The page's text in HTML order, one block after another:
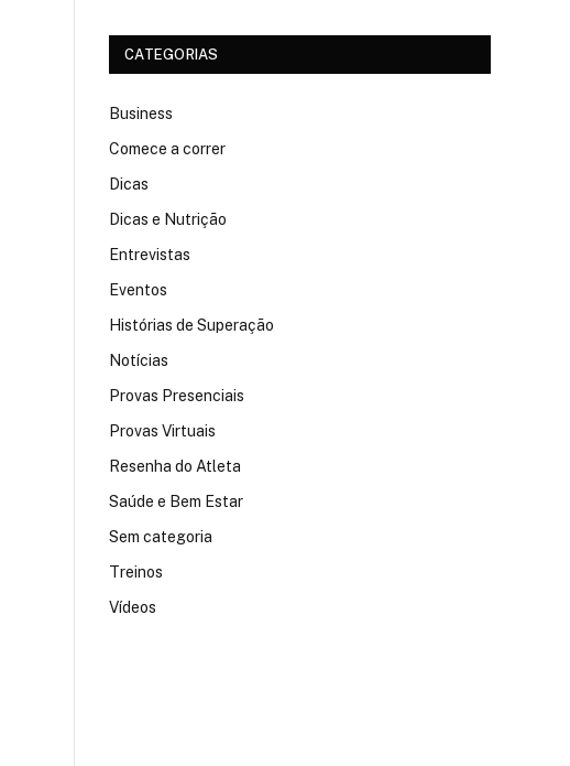
CATEGORIAS
Business
Comece a correr
Dicas
Dicas e Nutrição
Entrevistas
Eventos
Histórias de Superação
Notícias
Provas Presenciais
Provas Virtuais
Resenha do Atleta
Saúde e Bem Estar
Sem categoria
Treinos
Vídeos